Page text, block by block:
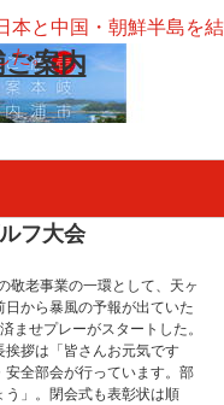
案内
本と中国・朝鮮半島を結
た。
フ大会
敬老事業の一環として、天ヶ
から暴風の予報が出ていた
ませプレーがスタートした。
拶は「皆さんお元気です
全部会が行っています。部
」。閉会式も表彰状は順